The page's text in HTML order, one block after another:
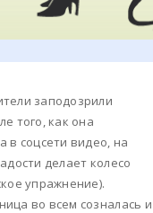
заподозрили
того, как она
в соцсети видео, на
делает колесо
упражнение).
во всем созналась и